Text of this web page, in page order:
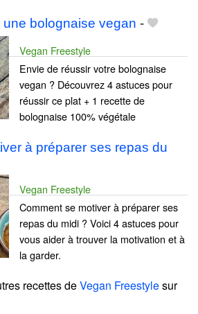
bolognaise vegan -
Vegan Freestyle
Envie de réussir votre bolognaise
vegan ? Découvrez 4 astuces pour
réussir ce plat + 1 recette de
bolognaise 100% végétale
à préparer ses repas du
Vegan Freestyle
Comment se motiver à préparer ses
repas du midi ? Voici 4 astuces pour
vous aider à trouver la motivation et à
la garder.
recettes deVegan Freestylesur